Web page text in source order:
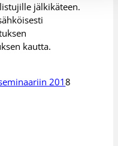
jälkikäteen.
kautta.
2018